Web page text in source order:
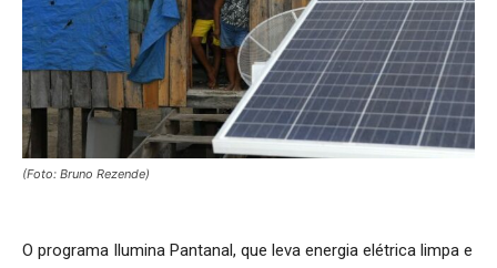
(Foto: Bruno Rezende)
O programa Ilumina Pantanal, que leva energia elétrica limpa e